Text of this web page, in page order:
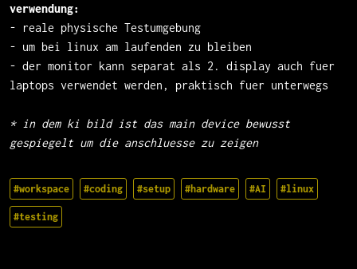
verwendung:
- reale physische Testumgebung
- um bei linux am laufenden zu bleiben
- der monitor kann separat als 2. display auch fuer
laptops verwendet werden, praktisch fuer unterwegs
* in dem ki bildist das main device bewusst
gespiegelt um die anschluessezu zeigen
#workspace #coding #setup #hardware #AI #linux
#testing